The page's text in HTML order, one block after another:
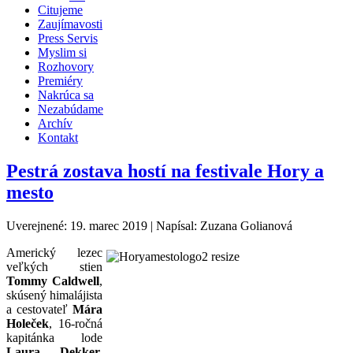
Citujeme
Zaujímavosti
Press Servis
Myslim si
Rozhovory
Premiéry
Nakrúca sa
Nezabúdame
Archív
Kontakt
Pestrá zostava hostí na festivale Hory a
mesto
Uverejnené: 19. marec 2019 | Napísal: Zuzana Golianová
Americký lezec
veľkých stien
Tommy Caldwell,
skúsený himalájista
a cestovateľ Mára
Holeček, 16-ročná
kapitánka lode